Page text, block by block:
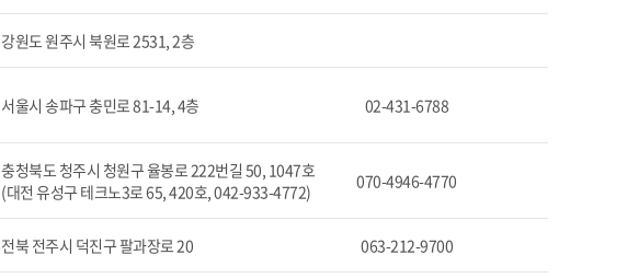
강원도 원주시 북원로 2531, 2층
서울시 송파구 충민로 81-14, 4층 02-431-6788
충청북도 청주시 청원구 율봉로 222번길 50, 1047호
(대전 유성구 테크노3로 65, 420호, 042-933-4772)
070-4946-4770
전북 전주시 덕진구 팔과장로 20 063-212-9700